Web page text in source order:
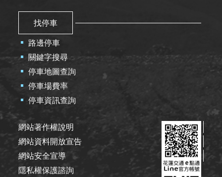
找停車
路邊停車
關鍵字搜尋
停車地圖查詢
停車場費率
停車資訊查詢
網站著作權說明
網站資料開放宣告
網站安全宣導
隱私權保護諮詢